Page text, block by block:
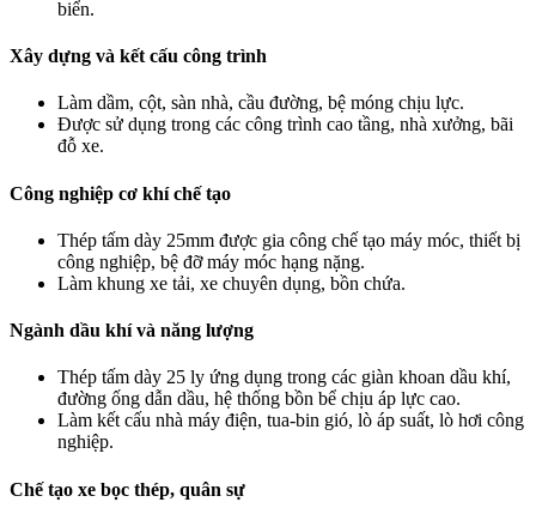
biển.
Xây dựng và kết cấu công trình
Làm dầm, cột, sàn nhà, cầu đường, bệ móng chịu lực.
Được sử dụng trong các công trình cao tầng, nhà xưởng, bãi
đỗ xe.
Công nghiệp cơ khí chế tạo
Thép tấm dày 25mm được gia công chế tạo máy móc, thiết bị
công nghiệp, bệ đỡ máy móc hạng nặng.
Làm khung xe tải, xe chuyên dụng, bồn chứa.
Ngành dầu khí và năng lượng
Thép tấm dày 25 ly ứng dụng trong các giàn khoan dầu khí,
đường ống dẫn dầu, hệ thống bồn bể chịu áp lực cao.
Làm kết cấu nhà máy điện, tua-bin gió, lò áp suất, lò hơi công
nghiệp.
Chế tạo xe bọc thép, quân sự